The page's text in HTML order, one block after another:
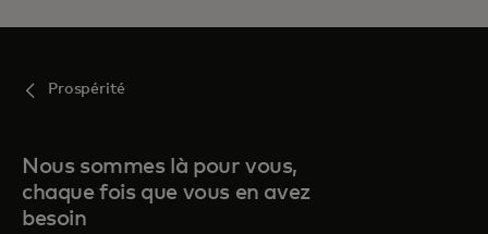
Prospérité
Nous sommes là pour vous,
chaque fois que vous en avez
besoin